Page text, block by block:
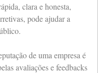
clara e honesta,
pode ajudar a
de uma empresa é
avaliações e feedbacks